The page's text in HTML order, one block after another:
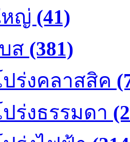
หญ่ (41)
ส (381)
ร่งคลาสสิค
ร่งธรรมดา